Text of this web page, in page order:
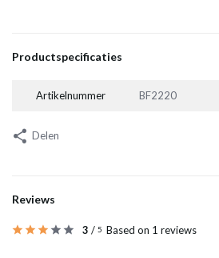
Productspecificaties
Artikelnummer BF2220
Delen
Reviews
3 / 5 Based on 1 reviews